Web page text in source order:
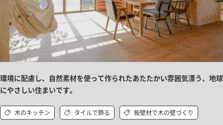
環境に配慮し、自然素材を使って作られたあたたかい雰囲気漂う、地球
にやさしい住まいです。
木のキッチン タイルで飾る 板壁材で木の壁づくり